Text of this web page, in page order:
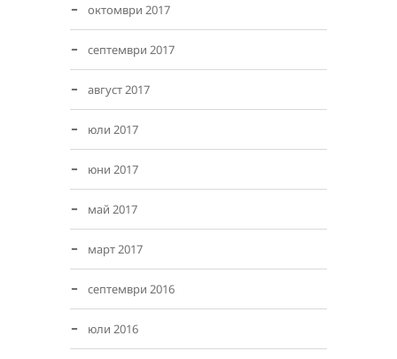
октомври 2017
септември 2017
август 2017
юли 2017
юни 2017
май 2017
март 2017
септември 2016
юли 2016